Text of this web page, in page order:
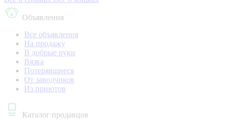
Объявления
Все объявления
На продажу
В добрые руки
Вязка
Потерявшиеся
От заводчиков
Из приютов
Каталог продавцов